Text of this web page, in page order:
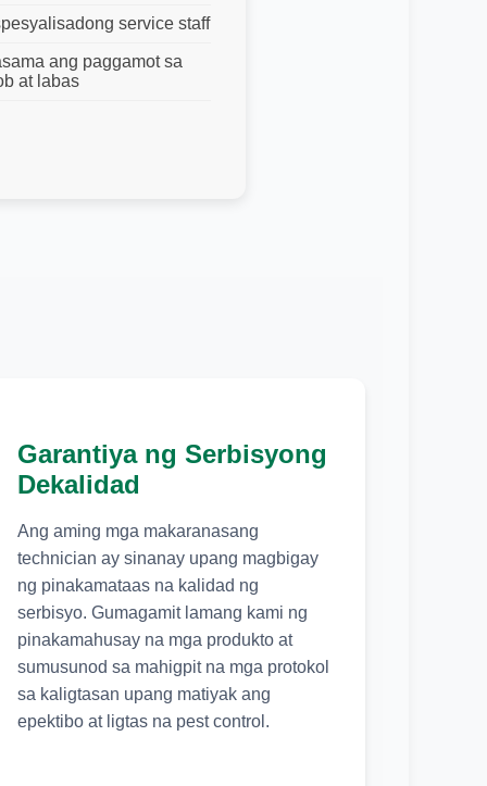
service staff
ang paggamot sa
at labas
Garantiya ng Serbisyong
Dekalidad
Ang aming mga makaranasang
technician ay sinanay upang magbigay
ng pinakamataas na kalidad ng
serbisyo. Gumagamit lamang kami ng
pinakamahusay na mga produkto at
sumusunod sa mahigpit na mga protokol
sa kaligtasan upang matiyak ang
epektibo at ligtas na pest control.